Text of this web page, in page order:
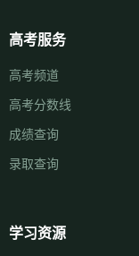
高考服务
高考频道
高考分数线
成绩查询
录取查询
学习资源